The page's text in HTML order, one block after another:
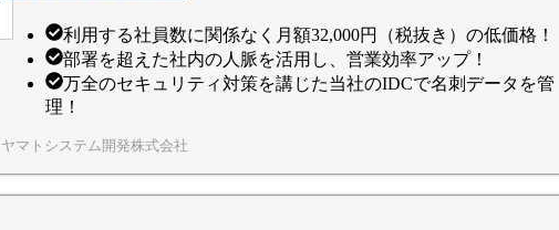
利用する社員数に関係なく月額32,000円（税抜き）の低価格！
部署を超えた社内の人脈を活用し、営業効率アップ！
万全のセキュリティ対策を講じた当社のIDCで名刺データを管
理！
ヤマトシステム開発株式会社